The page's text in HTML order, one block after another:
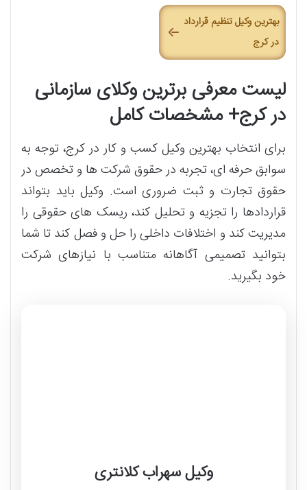
بهترین وکیل تنظیم قرارداد
در کرج
لیست معرفی برترین وکلای سازمانی
در کرج+ مشخصات کامل
برای انتخاب بهترین وکیل کسب و کار در کرج، توجه به
سوابق حرفه ای، تجربه در حقوق شرکت ها و تخصص در
حقوق تجارت و ثبت ضروری است. وکیل باید بتواند
قراردادها را تجزیه و تحلیل کند، ریسک های حقوقی را
مدیریت کند و اختلافات داخلی را حل و فصل کند تا شما
بتوانید تصمیمی آگاهانه متناسب با نیازهای شرکت
خود بگیرید.
وکیل سهراب کلانتری